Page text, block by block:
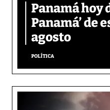
Panamá hoy
Panamá’ de
agosto
POLÍTICA